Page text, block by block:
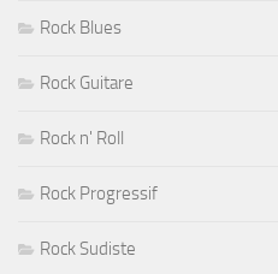
Rock Blues
Rock Guitare
Rock n' Roll
Rock Progressif
Rock Sudiste